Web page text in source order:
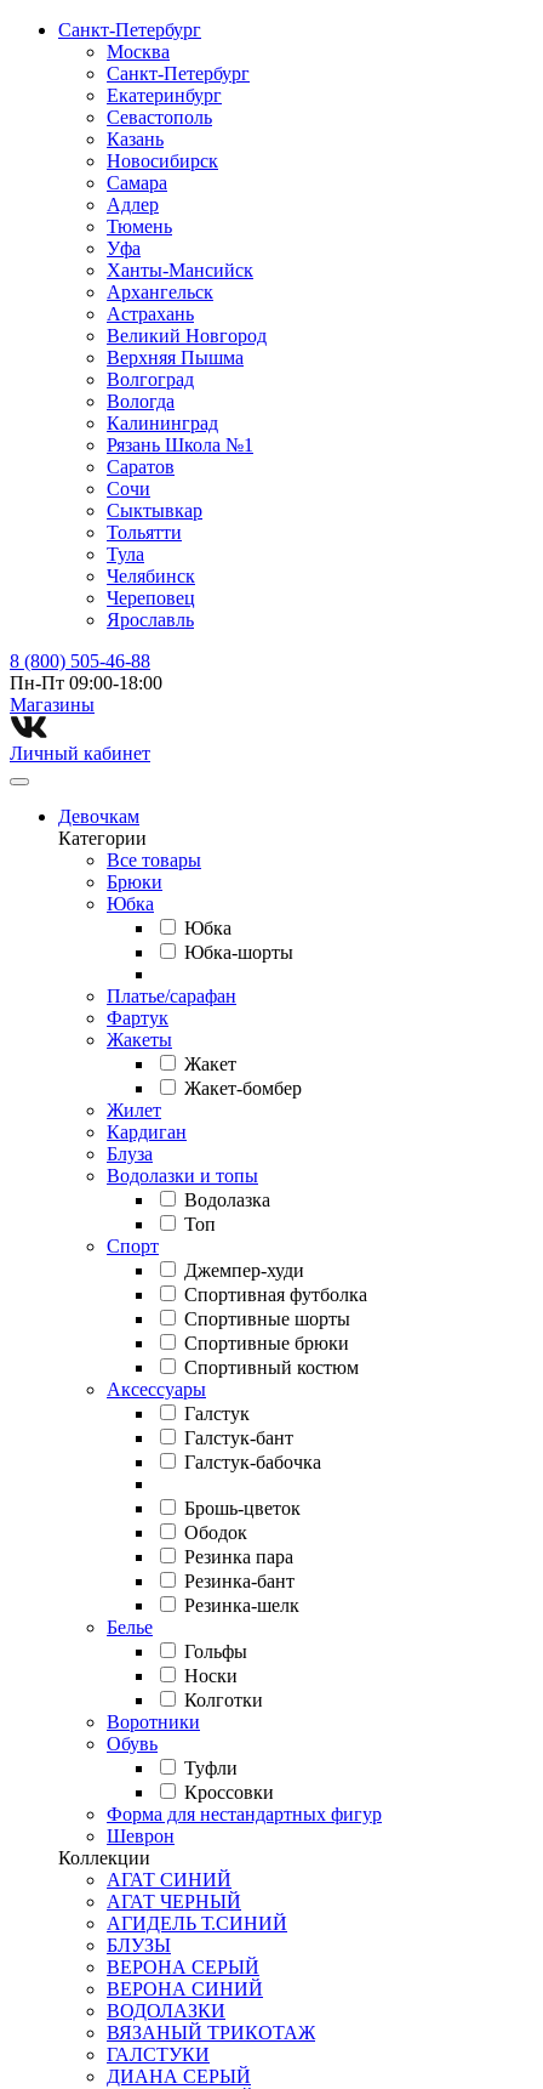
Санкт-Петербург
Москва
Санкт-Петербург
Екатеринбург
Севастополь
Казань
Новосибирск
Самара
Адлер
Тюмень
Уфа
Ханты-Мансийск
Архангельск
Астрахань
Великий Новгород
Верхняя Пышма
Волгоград
Вологда
Калининград
Рязань Школа №1
Саратов
Сочи
Сыктывкар
Тольятти
Тула
Челябинск
Череповец
Ярославль
8 (800) 505-46-88
Пн-Пт 09:00-18:00
Магазины⁠
Личный кабинет
Девочкам
Категории
Все товары
Брюки
Юбка
Юбка
Юбка-шорты
Платье/сарафан
Фартук
Жакеты
Жакет
Жакет-бомбер
Жилет
Кардиган
Блуза
Водолазки и топы
Водолазка
Топ
Спорт
Джемпер-худи
Спортивная футболка
Спортивные шорты
Спортивные брюки
Спортивный костюм
Аксессуары
Галстук
Галстук-бант
Галстук-бабочка
Брошь-цветок
Ободок
Резинка пара
Резинка-бант
Резинка-шелк
Белье
Гольфы
Носки
Колготки
Воротники
Обувь
Туфли
Кроссовки
Форма для нестандартных фигур
Шеврон
Коллекции
АГАТ СИНИЙ
АГАТ ЧЕРНЫЙ
АГИДЕЛЬ Т.СИНИЙ
БЛУЗЫ
ВЕРОНА СЕРЫЙ
ВЕРОНА СИНИЙ
ВОДОЛАЗКИ
ВЯЗАНЫЙ ТРИКОТАЖ
ГАЛСТУКИ
ДИАНА СЕРЫЙ